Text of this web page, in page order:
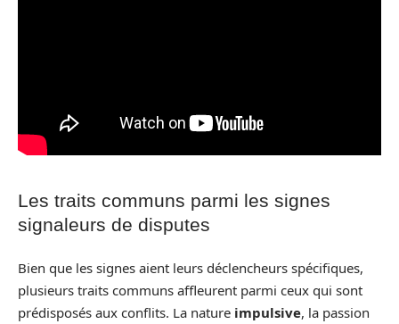
Les traits communs parmi les signes
signaleurs de disputes
Bien que les signes aient leurs déclencheurs spécifiques,
plusieurs traits communs affleurent parmi ceux qui sont
prédisposés aux conflits. La nature impulsive, la passion